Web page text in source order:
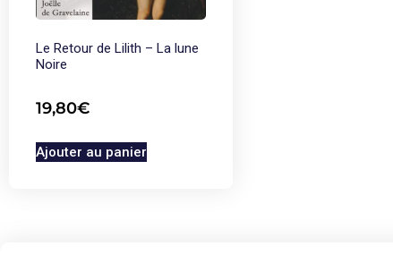
Le Retour de Lilith – La lune
Noire
19,80€
Ajouter au panier